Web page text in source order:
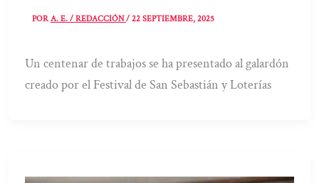
PORA. E. / REDACCIÓN/22 SEPTIEMBRE, 2025
Un centenar de trabajos se ha presentado al galardón
creado por el Festival de San Sebastián y Loterías